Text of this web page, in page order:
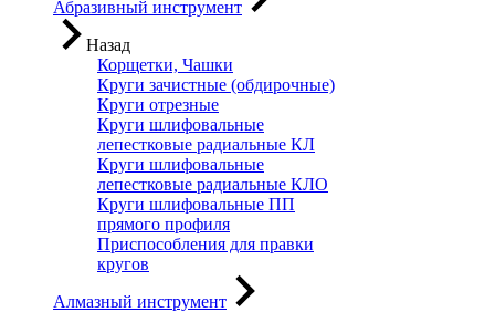
Абразивный инструмент
Назад
Корщетки, Чашки
Круги зачистные (обдирочные)
Круги отрезные
Круги шлифовальные
лепестковые радиальные КЛ
Круги шлифовальные
лепестковые радиальные КЛО
Круги шлифовальные ПП
прямого профиля
Приспособления для правки
кругов
Алмазный инструмент